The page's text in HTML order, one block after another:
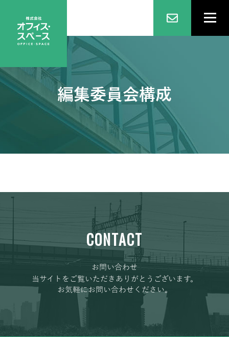
編集委員会構成
CONTACT
お問い合わせ
当サイトをご覧いただきありがとうございます。
お気軽にお問い合わせください。